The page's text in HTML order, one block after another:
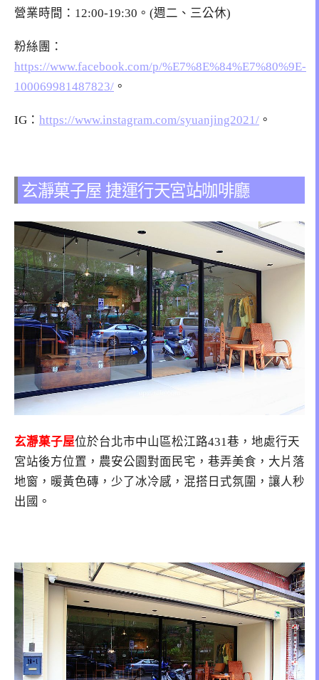
營業時間：12:00-19:30。(週二、三公休)
粉絲團：
https://www.facebook.com/p/%E7%8E%84%E7%80%9E-
100069981487823/ 。
IG： https://www.instagram.com/syuanjing2021/ 。
玄瀞菓子屋 捷運行天宮站咖啡廳
玄瀞菓子屋位於台北市中山區松江路431巷 ，地處行天
宮站後方位置，農安公園對面民宅，巷弄美食，大片落
地窗，暖黃色磚，少了冰冷感，混搭日式氛圍，讓人秒
出國。